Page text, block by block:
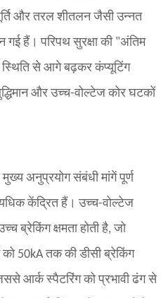
और तरल शीतलन जैसी उन्नत
गई हैं। परिपथ सुरक्षा की "अंतिम
से आगे बढ़कर कंप्यूटिंग
और उच्च-वोल्टेज कोर घटकों
मुख्य अनुप्रयोग संबंधी मांगें पूर्ण
केंद्रित हैं। उच्च-वोल्टेज
ब्रेकिंग क्षमता होती है, जो
को 50kA तक की डीसी ब्रेकिंग
आर्क स्पैटरिंग को प्रभावी ढंग से